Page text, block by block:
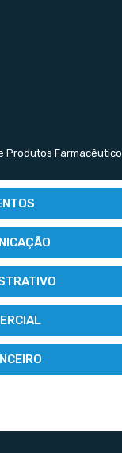
Produtos Farmacêutico